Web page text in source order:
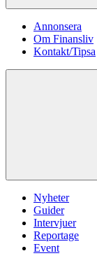
Annonsera
Om Finansliv
Kontakt/Tipsa
Nyheter
Guider
Intervjuer
Reportage
Event